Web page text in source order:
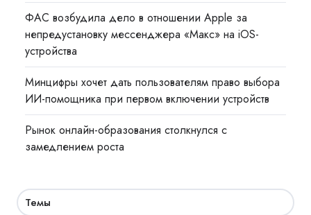
ФАС возбудила дело в отношении Apple за
непредустановку мессенджера «Макс» на iOS-
устройства
Минцифры хочет дать пользователям право выбора
ИИ-помощника при первом включении устройств
Рынок онлайн-образования столкнулся с
замедлением роста
Темы